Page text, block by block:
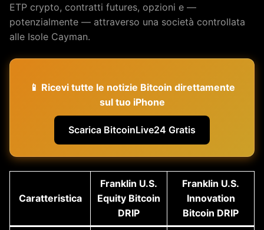
ETP crypto, contratti futures, opzioni e —
potenzialmente — attraverso una società controllata
alle Isole Cayman.
📱 Ricevi tutte le notizie Bitcoin direttamente
sul tuo iPhone
Scarica BitcoinLive24 Gratis
Caratteristica
Franklin U.S.
Equity Bitcoin
DRIP
Franklin U.S.
Innovation
Bitcoin DRIP